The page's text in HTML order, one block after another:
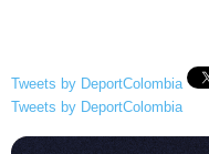
Tweets by DeportColombia
Tweets by DeportColombia